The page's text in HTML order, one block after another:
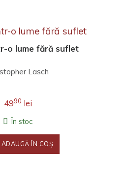
o lume fără suflet
Lasch
4990 lei
În stoc
ADAUGĂ ÎN COŞ